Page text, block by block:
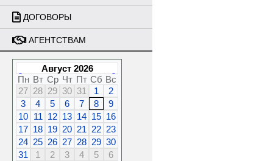
ДОГОВОРЫ
АГЕНТСТВАМ
Август 2026
Пн Вт Ср Чт Пт Сб Вс
27 28 29 30 31 1
2
3
4 5 6 7 8
9
10 11 12 13 14 15 16
17 18 19 20 21 22 23
24 25 26 27 28 29 30
31
1 2 3 4 5 6